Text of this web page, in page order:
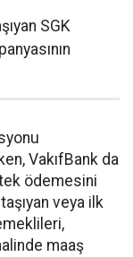
SGK
VakıfBank da
ödemesini
veya ilk
maaş